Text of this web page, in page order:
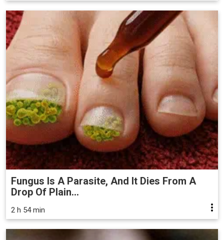
Fungus Is A Parasite, And It Dies From A
Drop Of Plain...
2 h 54 min